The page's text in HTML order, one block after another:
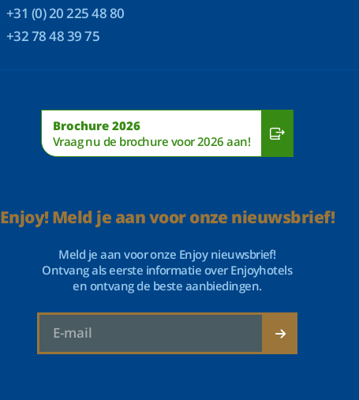
+31 (0) 20 225 48 80
+32 78 48 39 75
Brochure 2026
Vraag nu de brochure voor 2026 aan!
Enjoy! Meld je aan voor onze nieuwsbrief!
Meld je aan voor onze Enjoy nieuwsbrief!
Ontvang als eerste informatie over Enjoyhotels
en ontvang de beste aanbiedingen.